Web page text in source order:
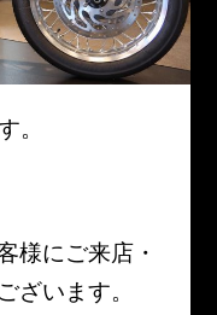
。
様にご来店・
ざいます。